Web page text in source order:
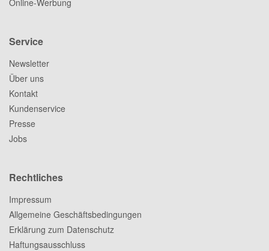
Online-Werbung
Service
Newsletter
Über uns
Kontakt
Kundenservice
Presse
Jobs
Rechtliches
Impressum
Allgemeine Geschäftsbedingungen
Erklärung zum Datenschutz
Haftungsausschluss